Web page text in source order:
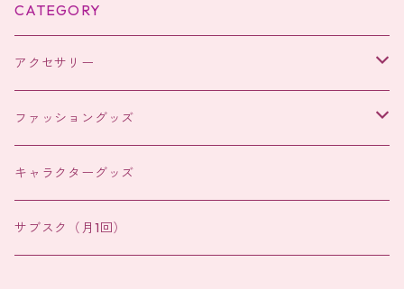
CATEGORY
アクセサリー
ヘアアクセサリー
ファッショングッズ
ヘアアクセサリー
バッグチャーム
キャラクターグッズ
サブスク（月1回）